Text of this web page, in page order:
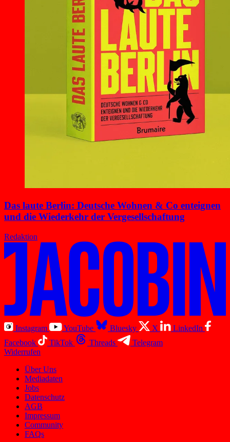
Das laute Berlin: Deutsche Wohnen & Co enteignen
und die Wiederkehr der Vergesellschaftung
Redaktion
Instagram YouTube Bluesky X
LinkedIn
Facebook
TikTok Threads
Telegram
Widerrufen
Über Uns
Mediadaten
Jobs
Datenschutz
AGB
Impressum
Community
FAQs